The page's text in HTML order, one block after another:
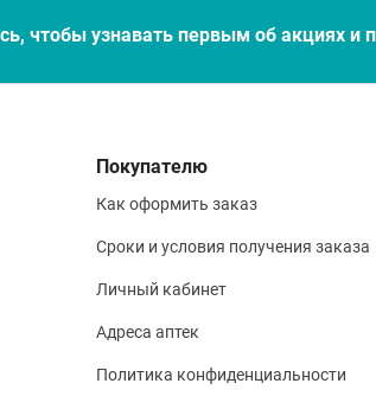
чтобы узнавать первым об акцияx и
Покупателю
Как оформить заказ
Сроки и условия получения заказа
Личный кабинет
Адреса аптек
Политика конфиденциальности